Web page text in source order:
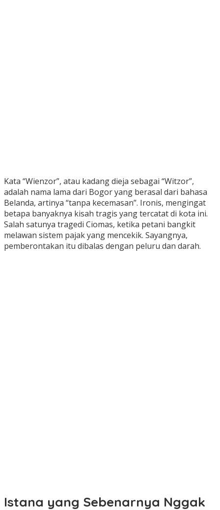
Kata “Wienzor”, atau kadang dieja sebagai “Witzor”,
adalah nama lama dari Bogor yang berasal dari bahasa
Belanda, artinya “tanpa kecemasan”. Ironis, mengingat
betapa banyaknya kisah tragis yang tercatat di kota ini.
Salah satunya tragedi Ciomas, ketika petani bangkit
melawan sistem pajak yang mencekik. Sayangnya,
pemberontakan itu dibalas dengan peluru dan darah.
Istana yang Sebenarnya Nggak